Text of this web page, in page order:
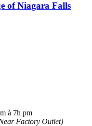
of Niagara Falls
à 7h pm
Factory Outlet)